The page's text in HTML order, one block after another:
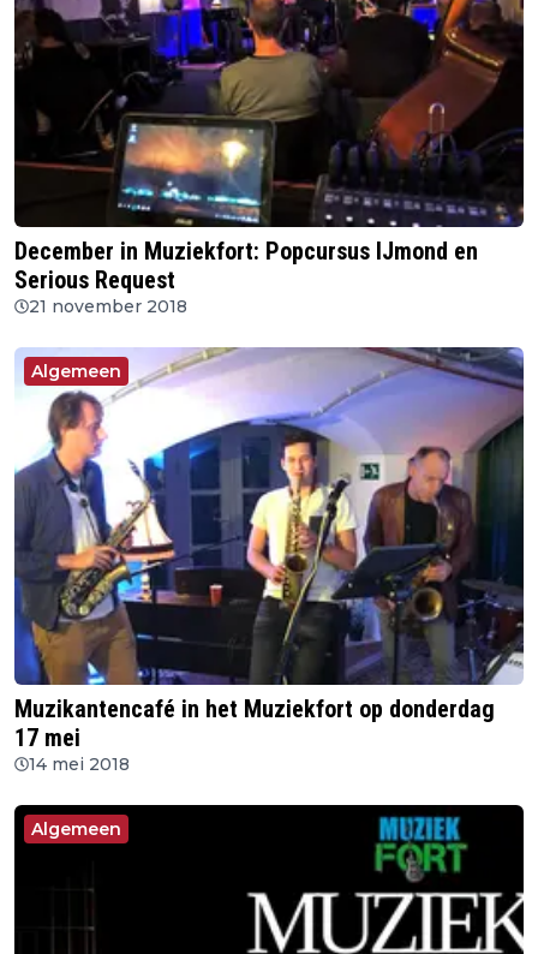
December in Muziekfort: Popcursus IJmond en
Serious Request
21 november 2018
Algemeen
Muzikantencafé in het Muziekfort op donderdag
17 mei
14 mei 2018
Algemeen